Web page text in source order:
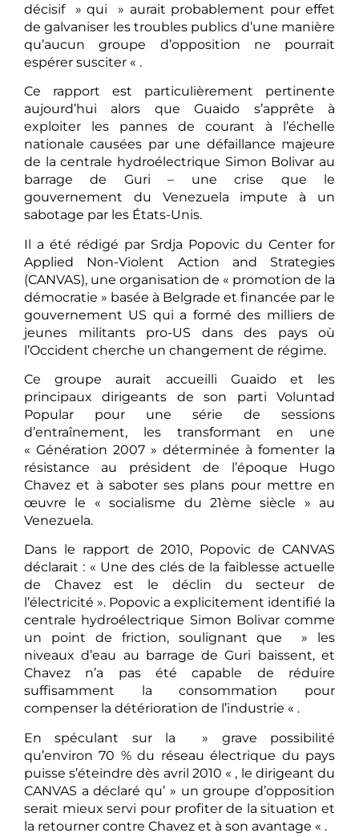
décisif » qui » aurait probablement pour effet
de galvaniser les troubles publics d’une manière
qu’aucun groupe d’opposition ne pourrait
espérer susciter « .
Ce rapport est particulièrement pertinente
aujourd’hui alors que Guaido s’apprête à
exploiter les pannes de courant à l’échelle
nationale causées par une défaillance majeure
de la centrale hydroélectrique Simon Bolivar au
barrage de Guri – une crise que le
gouvernement du Venezuela impute à un
sabotage par les États-Unis.
Il a été rédigé par Srdja Popovic du Center for
Applied Non-Violent Action and Strategies
(CANVAS), une organisation de « promotion de la
démocratie » basée à Belgrade et financée par le
gouvernement US qui a formé des milliers de
jeunes militants pro-US dans des pays où
l’Occident cherche un changement de régime.
Ce groupe aurait accueilli Guaido et les
principaux dirigeants de son parti Voluntad
Popular pour une série de sessions
d’entraînement, les transformant en une
« Génération 2007 » déterminée à fomenter la
résistance au président de l’époque Hugo
Chavez et à saboter ses plans pour mettre en
œuvre le « socialisme du 21ème siècle » au
Venezuela.
Dans le rapport de 2010, Popovic de CANVAS
déclarait : « Une des clés de la faiblesse actuelle
de Chavez est le déclin du secteur de
l’électricité ». Popovic a explicitement identifié la
centrale hydroélectrique Simon Bolivar comme
un point de friction, soulignant que » les
niveaux d’eau au barrage de Guri baissent, et
Chavez n’a pas été capable de réduire
suffisamment la consommation pour
compenser la détérioration de l’industrie « .
En spéculant sur la » grave possibilité
qu’environ 70 % du réseau électrique du pays
puisse s’éteindre dès avril 2010 « , le dirigeant du
CANVAS a déclaré qu’ » un groupe d’opposition
serait mieux servi pour profiter de la situation et
la retourner contre Chavez et à son avantage « .